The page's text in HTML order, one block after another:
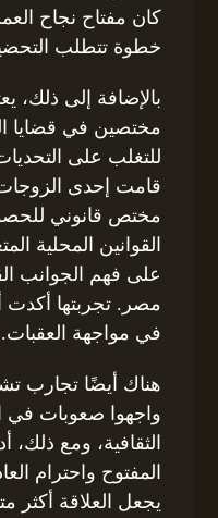
كان مفتاح نجاح
خطوة تتطلب
بالإضافة إلى ذلك،
مختصين في قضايا
للتغلب على
قامت إحدى الزوجات
مختص قانوني
القوانين المحلية
على فهم الجوانب
مصر. تجربتها أكدت
في مواجهة العقبات.
هناك أيضًا تجارب
واجهوا صعوبات في
الثقافية، ومع ذلك،
المفتوح واحترام
يجعل العلاقة أكثر